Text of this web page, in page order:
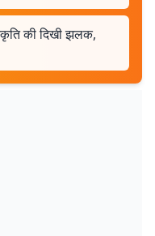
की दिखी झलक,